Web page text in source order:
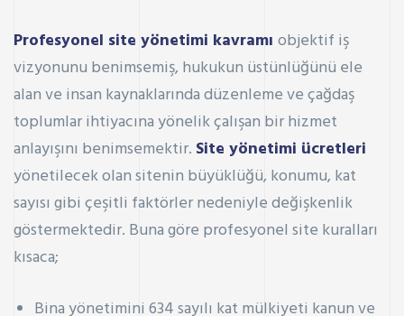
Profesyonel site yönetimi kavramı objektif iş
vizyonunu benimsemiş, hukukun üstünlüğünü ele
alan ve insan kaynaklarında düzenleme ve çağdaş
toplumlar ihtiyacına yönelik çalışan bir hizmet
anlayışını benimsemektir. Site yönetimi ücretleri
yönetilecek olan sitenin büyüklüğü, konumu, kat
sayısı gibi çeşitli faktörler nedeniyle değişkenlik
göstermektedir. Buna göre profesyonel site kuralları
kısaca;
Bina yönetimini 634 sayılı kat mülkiyeti kanun ve